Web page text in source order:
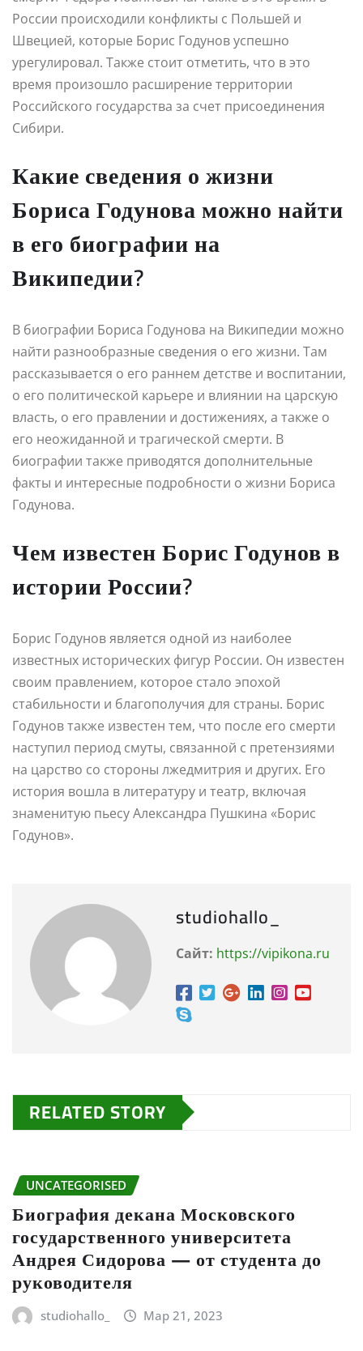
России происходили конфликты с Польшей и
Швецией, которые Борис Годунов успешно
урегулировал. Также стоит отметить, что в это
время произошло расширение территории
Российского государства за счет присоединения
Сибири.
Какие сведения о жизни
Бориса Годунова можно найти
в его биографии на
Википедии?
В биографии Бориса Годунова на Википедии можно
найти разнообразные сведения о его жизни. Там
рассказывается о его раннем детстве и воспитании,
о его политической карьере и влиянии на царскую
власть, о его правлении и достижениях, а также о
его неожиданной и трагической смерти. В
биографии также приводятся дополнительные
факты и интересные подробности о жизни Бориса
Годунова.
Чем известен Борис Годунов в
истории России?
Борис Годунов является одной из наиболее
известных исторических фигур России. Он известен
своим правлением, которое стало эпохой
стабильности и благополучия для страны. Борис
Годунов также известен тем, что после его смерти
наступил период смуты, связанной с претензиями
на царство со стороны лжедмитрия и других. Его
история вошла в литературу и театр, включая
знаменитую пьесу Александра Пушкина «Борис
Годунов».
studiohallo_
Сайт: https://vipikona.ru
RELATED STORY
UNCATEGORISED
Биография декана Московского
государственного университета
Андрея Сидорова — от студента до
руководителя
studiohallo_ Мар 21, 2023